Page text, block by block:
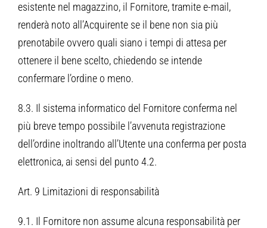
esistente nel magazzino, il Fornitore, tramite e-mail,
renderà noto all’Acquirente se il bene non sia più
prenotabile ovvero quali siano i tempi di attesa per
ottenere il bene scelto, chiedendo se intende
confermare l’ordine o meno.
8.3. Il sistema informatico del Fornitore conferma nel
più breve tempo possibile l’avvenuta registrazione
dell’ordine inoltrando all’Utente una conferma per posta
elettronica, ai sensi del punto 4.2.
Art. 9 Limitazioni di responsabilità
9.1. Il Fornitore non assume alcuna responsabilità per